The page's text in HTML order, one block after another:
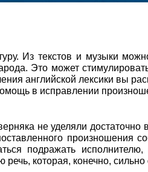
Из текстов и музыки
Это может
английской лексики вы
в исправлении
не уделяли
произношения
подражать
которая, конечно, сильно